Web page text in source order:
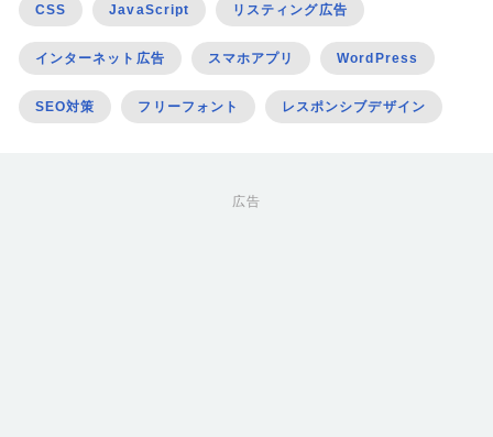
CSS JavaScript リスティング広告
インターネット広告 スマホアプリ WordPress
SEO対策 フリーフォント レスポンシブデザイン
広告